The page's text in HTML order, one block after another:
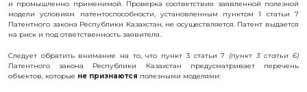
РЕКВИЗИТЫ
ФИЛИАЛ
ГОРОДЕ
ФИНАНСОВЫЙ
ОТЧЁТ
и промышленно применимой. Проверка соответствия заявленной полезной
модели условиям патентоспособности, установленным пунктом 1 статьи 7
Патентного закона Республики Казахстан, не осуществляется. Патент выдается
на риск и под ответственность заявителя.
Следует обратить внимание на то, что пункт 3 статьи 7 (пункт 3 статьи 6)
Патентного закона Республики Казахстан предусматривает перечень
объектов, которые не признаются полезными моделями: